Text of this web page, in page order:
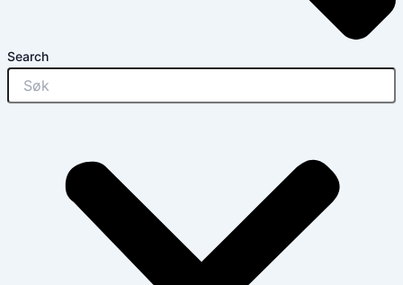
Search